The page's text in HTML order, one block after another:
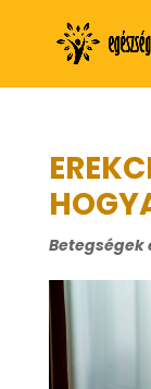
Betegségek